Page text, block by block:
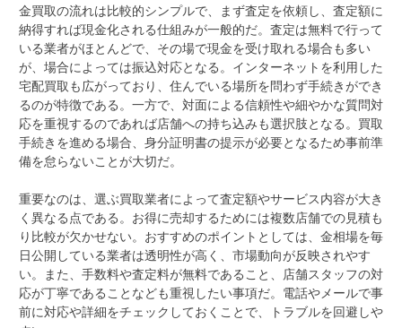
金買取の流れは比較的シンプルで、まず査定を依頼し、査定額に
納得すれば現金化される仕組みが一般的だ。査定は無料で行って
いる業者がほとんどで、その場で現金を受け取れる場合も多い
が、場合によっては振込対応となる。インターネットを利用した
宅配買取も広がっており、住んでいる場所を問わず手続きができ
るのが特徴である。一方で、対面による信頼性や細やかな質問対
応を重視するのであれば店舗への持ち込みも選択肢となる。買取
手続きを進める場合、身分証明書の提示が必要となるため事前準
備を怠らないことが大切だ。
重要なのは、選ぶ買取業者によって査定額やサービス内容が大き
く異なる点である。お得に売却するためには複数店舗での見積も
り比較が欠かせない。おすすめのポイントとしては、金相場を毎
日公開している業者は透明性が高く、市場動向が反映されやす
い。また、手数料や査定料が無料であること、店舗スタッフの対
応が丁寧であることなども重視したい事項だ。電話やメールで事
前に対応や詳細をチェックしておくことで、トラブルを回避しや